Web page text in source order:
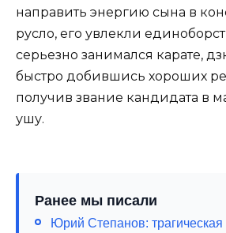
направить энергию сына в
русло, его увлекли
серьезно занимался карате,
быстро добившись хороших
получив звание кандидата в
ушу.
Ранее мы писали
Юрий Степанов: трагическая